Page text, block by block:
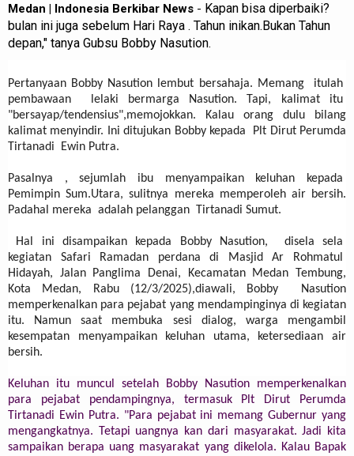
Medan | Indonesia Berkibar News - Kapan bisa diperbaiki?
bulan ini juga sebelum Hari Raya . Tahun inikan.Bukan Tahun
depan," tanya Gubsu Bobby Nasution.
Pertanyaan Bobby Nasution lembut bersahaja. Memang itulah
pembawaan lelaki bermarga Nasution. Tapi, kalimat itu
"bersayap/tendensius",memojokkan. Kalau orang dulu bilang
kalimat menyindir. Ini ditujukan Bobby kepada Plt Dirut Perumda
Tirtanadi Ewin Putra.
Pasalnya , sejumlah ibu menyampaikan keluhan kepada
Pemimpin Sum.Utara, sulitnya mereka memperoleh air bersih.
Padahal mereka adalah pelanggan Tirtanadi Sumut.
Hal ini disampaikan kepada Bobby Nasution, disela sela
kegiatan Safari Ramadan perdana di Masjid Ar Rohmatul
Hidayah, Jalan Panglima Denai, Kecamatan Medan Tembung,
Kota Medan, Rabu (12/3/2025),diawali, Bobby Nasution
memperkenalkan para pejabat yang mendampinginya di kegiatan
itu. Namun saat membuka sesi dialog, warga mengambil
kesempatan menyampaikan keluhan utama, ketersediaan air
bersih.
Keluhan itu muncul setelah Bobby Nasution memperkenalkan
para pejabat pendampingnya, termasuk Plt Dirut Perumda
Tirtanadi Ewin Putra. "Para pejabat ini memang Gubernur yang
mengangkatnya. Tetapi uangnya kan dari masyarakat. Jadi kita
sampaikan berapa uang masyarakat yang dikelola. Kalau Bapak